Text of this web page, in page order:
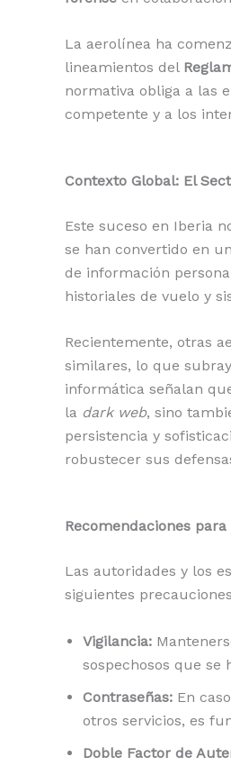
La aerolínea ha
lineamientos del
normativa obliga a las
competente y a los
Contexto Global: El
Este suceso en Iberia
se han convertido en
de información
historiales de vuelo y
Recientemente, otras
similares, lo que
informática señalan
la dark web, sino
persistencia y
robustecer sus
Recomendaciones
Las autoridades y los
siguientes
Vigilancia:
sospechosos que se
Contraseñas: En
otros servicios, es
Doble Factor de